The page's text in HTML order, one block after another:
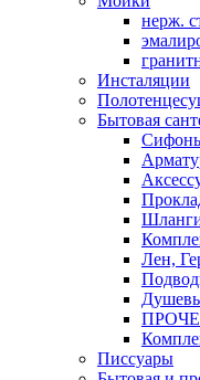
нерж.
Инсталяции
Бытовая
Лен,
Писсуары